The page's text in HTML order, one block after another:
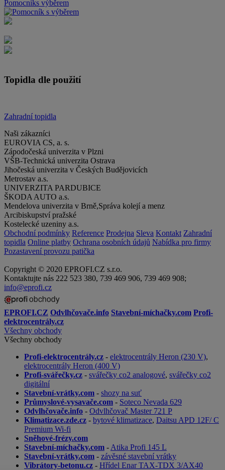
Pomocníks výběrem
Topidla dle použití
Zahradní topidla
Naši zákazníci
EUROVIA CS, a. s.
Zápodočeská univerzita v Plzni
VŠB-Technická univerzita Ostrava
Jihočeská univerzita v Českých Budějovicích
Metrostav a.s.
UNIVERZITA PARDUBICE
ŠKODA AUTO a.s.
Mendelova univerzita v Brně,Správa kolejí a menz
Arcibiskupství pražské
Kostelecké uzeniny a.s.
Obchodní podmínky Reference Prodejna Sleva Kontakt Zahradní
topidla Online platby Ochrana osobních údajů Nabídka pro firmy
Pozastavení provozu patička
Copyright © 2020 EPROFI.CZ s.r.o.
Kontaktujte nás 222 523 380, 739 469 906, 739 469 908;
info@eprofi.cz
EPROFI.CZ Odvlhčovače.info Stavební-míchačky.com Profi-
elektrocentrály.cz
Všechny obchody
Všechny obchody
Profi-elektrocentrály.cz - elektrocentrály Heron (230 V),
elektrocentrály Heron (400 V)
Profi-svářečky.cz - svářečky co2 analogové, svářečky co2
digitální
Stavební-vrátky.com - shozy na suť
Průmyslové-vysavače.com - Soteco Nevada 629
Odvlhčovače.info - Odvlhčovač Master 721 P
Klimatizace.zde.cz - bytové klimatizace, Daitsu APD 12F/ C
Premium Wi-fi
Sněhové-frézy.com
Stavební-míchačky.com - Atika Profi 145 L
Stavební-vrátky.com - závěsné stavební vrátky
Vibrátory-betonu.cz - Hřídel Enar TAX-TDX 3/AX40